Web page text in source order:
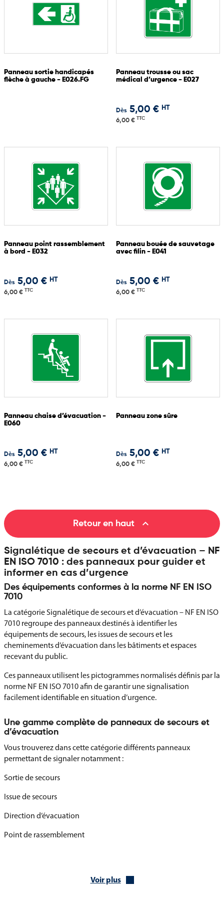
Panneau sortie handicapés
flèche à gauche - E026.FG
Panneau trousse ou sac
médical d’urgence - E027
Dès 5,00 € HT
6,00 € TTC
Panneau point rassemblement
à bord - E032
Dès 5,00 € HT
6,00 € TTC
Panneau bouée de sauvetage
avec filin - E041
Dès 5,00 € HT
6,00 € TTC
Panneau chaise d’évacuation -
E060
Dès 5,00 € HT
6,00 € TTC
Panneau zone sûre
Dès 5,00 € HT
6,00 € TTC
Retour en haut 
Signalétique de secours et d’évacuation – NF
EN ISO 7010 : des panneaux pour guider et
informer en cas d’urgence
Des équipements conformes à la norme NF EN ISO
7010
La catégorie Signalétique de secours et d’évacuation – NF EN ISO
7010 regroupe des panneaux destinés à identifier les
équipements de secours, les issues de secours et les
cheminements d’évacuation dans les bâtiments et espaces
recevant du public.
Ces panneaux utilisent les pictogrammes normalisés définis par la
norme NF EN ISO 7010 afin de garantir une signalisation
facilement identifiable en situation d’urgence.
Une gamme complète de panneaux de secours et
d’évacuation
Vous trouverez dans cette catégorie différents panneaux
permettant de signaler notamment :
Sortie de secours
Issue de secours
Direction d’évacuation
Point de rassemblement
Voir plus